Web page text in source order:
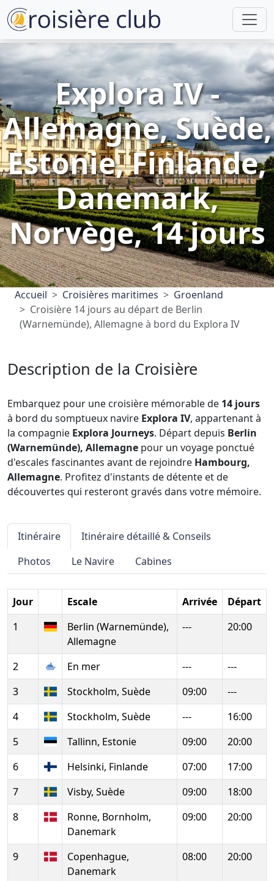
Explora IV -
Allemagne, Suède,
Estonie, Finlande,
Danemark,
Norvège, 14 jours
Accueil Croisières maritimes
Groenland
Croisière 14 jours au départ de Berlin
(Warnemünde), Allemagne à bord du Explora IV
Description de la Croisière
Embarquez pour une croisière mémorable de 14 jours
à bord du somptueux navire Explora IV, appartenant à
la compagnie Explora Journeys. Départ depuis Berlin
(Warnemünde), Allemagne pour un voyage ponctué
d'escales fascinantes avant de rejoindre Hambourg,
Allemagne. Profitez d'instants de détente et de
découvertes qui resteront gravés dans votre mémoire.
Itinéraire
Itinéraire détaillé & Conseils
Photos
Le Navire Cabines
Jour Escale Arrivée
Départ
1
Berlin (Warnemünde),
Allemagne
--- 20:00
2 En mer ---
---
3
Stockholm, Suède 09:00
---
4
Stockholm, Suède ---
16:00
5
Tallinn, Estonie 09:00
20:00
6
Helsinki, Finlande 07:00
17:00
7
Visby, Suède 09:00
18:00
8
Ronne, Bornholm,
Danemark
09:00 20:00
9
Copenhague,
Danemark
08:00 20:00